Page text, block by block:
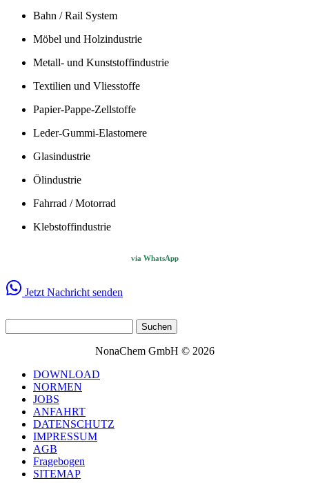
Bahn / Rail System
Möbel und Holzindustrie
Metall- und Kunststoffindustrie
Textilien und Vliesstoffe
Papier-Pappe-Zellstoffe
Leder-Gummi-Elastomere
Glasindustrie
Ölindustrie
Fahrrad / Motorrad
Klebstoffindustrie
via WhatsApp
Jetzt Nachricht senden
NonaChem GmbH © 2026
DOWNLOAD
NORMEN
JOBS
ANFAHRT
DATENSCHUTZ
IMPRESSUM
AGB
Fragebogen
SITEMAP